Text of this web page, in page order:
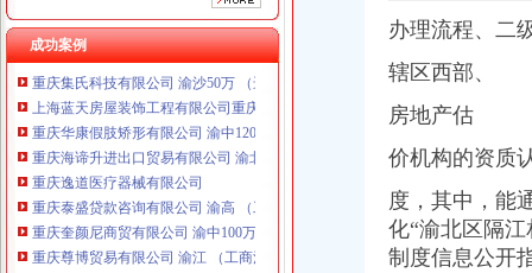
成功案例
重庆晒微科技有限公司 渝南3万 （工商注册）
重庆欧氏科技发展有限公司 渝九50万 （进出口权）
重庆集氏科技有限公司 渝沙50万 （进出口权）
上海蓝天房屋装饰工程有限公司重庆分公司 渝北 （工商注册）
重庆华康假肢矫形有限公司 渝中120万 （增资）
重庆海谛升进出口贸易有限公司 渝北100万 （进出口权）
重庆逸道医疗器械有限公司
重庆泰盛贷款咨询有限公司 渝高 （工商注册）
重庆奎颜尼商贸有限公司 渝中100万 （工商注册）
重庆尊博贸易有限公司 渝江 （工商注册）
重庆市罗云科技有限公司 渝北 工商注册
办理流程、二
辖区西部、
房地产估
价机构的资质
度，其中，能
化“渝北区隔
制度信息公开